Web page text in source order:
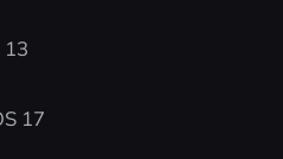
17